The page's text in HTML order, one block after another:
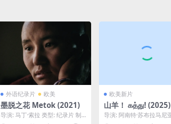
外语纪录片 欧美
墨脱之花 Metok (2021)
导演: 马丁·索拉 类型: 纪录片 制
欧美新片
山羊！ கத்து! (2025)
导演: 阿南特·苏布拉马尼